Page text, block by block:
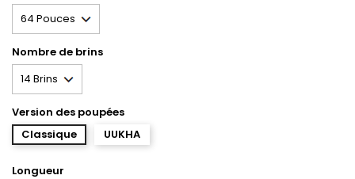
Nombre de brins
Version des poupées
Classique
UUKHA
Longueur